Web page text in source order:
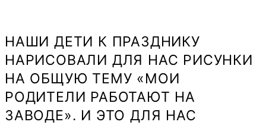
НАШИ ДЕТИ К ПРАЗДНИКУ
НАРИСОВАЛИ ДЛЯ НАС РИСУНКИ
НА ОБЩУЮ ТЕМУ «МОИ
РОДИТЕЛИ РАБОТАЮТ НА
ЗАВОДЕ». И ЭТО ДЛЯ НАС